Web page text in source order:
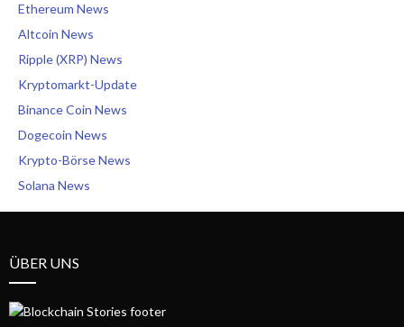
Ethereum News
Altcoin News
Ripple (XRP) News
Kryptomarkt-Update
Binance Coin News
Dogecoin News
Krypto-Börse News
Solana News
ÜBER UNS